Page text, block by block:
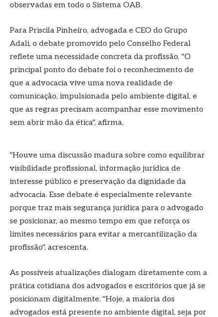
observadas em todo o Sistema OAB.
Para Priscila Pinheiro, advogada e CEO do Grupo
Adali, o debate promovido pelo Conselho Federal
reflete uma necessidade concreta da profissão. "O
principal ponto do debate foi o reconhecimento de
que a advocacia vive uma nova realidade de
comunicação, impulsionada pelo ambiente digital, e
que as regras precisam acompanhar esse movimento
sem abrir mão da ética", afirma.
"Houve uma discussão madura sobre como equilibrar
visibilidade profissional, informação jurídica de
interesse público e preservação da dignidade da
advocacia. Esse debate é especialmente relevante
porque traz mais segurança jurídica para o advogado
se posicionar, ao mesmo tempo em que reforça os
limites necessários para evitar a mercantilização da
profissão", acrescenta.
As possíveis atualizações dialogam diretamente com a
prática cotidiana dos advogados e escritórios que já se
posicionam digitalmente. "Hoje, a maioria dos
advogados está presente no ambiente digital, seja por